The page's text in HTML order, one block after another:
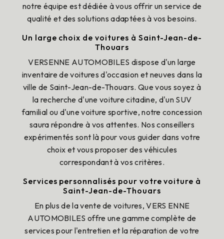
notre équipe est dédiée à vous offrir un service de
qualité et des solutions adaptées à vos besoins.
Un large choix de voitures à Saint-Jean-de-
Thouars
VERSENNE AUTOMOBILES dispose d'un large
inventaire de voitures d'occasion et neuves dans la
ville de Saint-Jean-de-Thouars. Que vous soyez à
la recherche d'une voiture citadine, d'un SUV
familial ou d'une voiture sportive, notre concession
saura répondre à vos attentes. Nos conseillers
expérimentés sont là pour vous guider dans votre
choix et vous proposer des véhicules
correspondant à vos critères.
Services personnalisés pour votre voiture à
Saint-Jean-de-Thouars
En plus de la vente de voitures, VERS ENNE
AUTOMOBILES offre une gamme complète de
services pour l'entretien et la réparation de votre